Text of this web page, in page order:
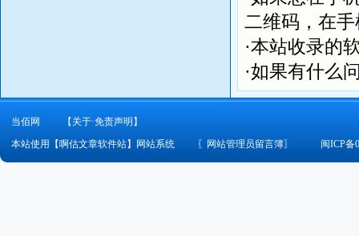
隔空
设置分
启份数
和链接
信小程
二维码，在
·本站收录的
·如果有什么
当佰网
【关于·免责声明】
本站使用【啊估文章软件站】网站系统
〖 网站管理员留言簿〗 闽ICP备